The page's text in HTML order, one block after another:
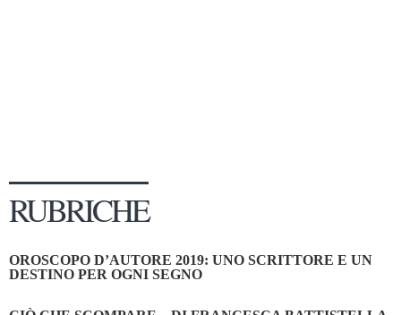
Tabù Festival 2014
A Tutto Volume
Marketing
RUBRICHE
OROSCOPO D’AUTORE 2019: UNO SCRITTORE E UN
DESTINO PER OGNI SEGNO